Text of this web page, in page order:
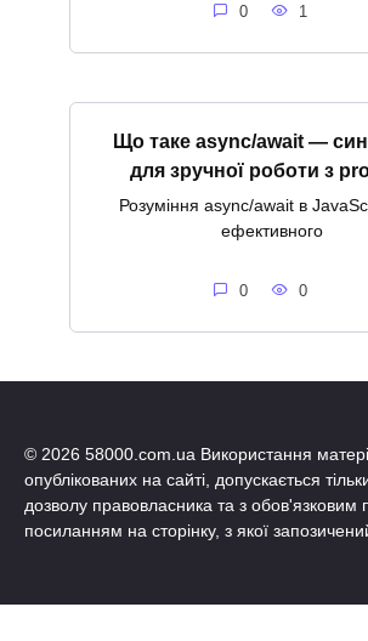
0 1
Що таке async/await —
для зручної роботи з
Розуміння async/await в
ефективного
0 0
© 2026 58000.com.ua Використання
опублікованих на сайті, допускається
дозволу правовласника та з обов'язковим
посиланням на сторінку, з якої